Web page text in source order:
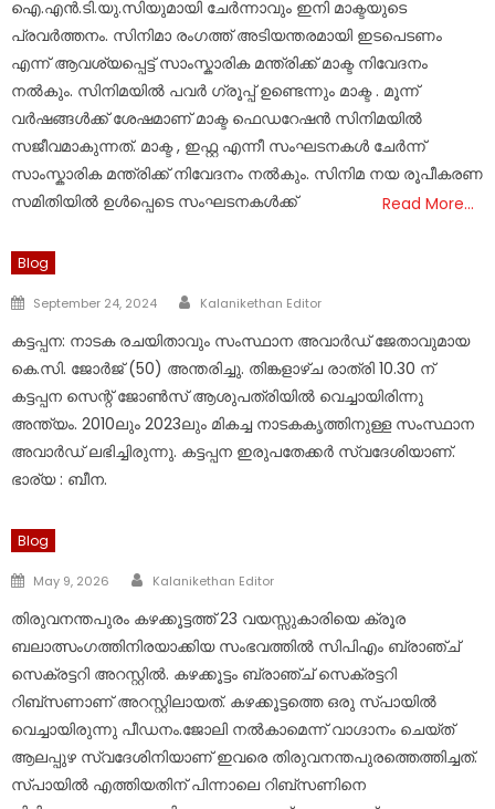
ഐ.എൻ.ടി.യു.സിയുമായി ചേർന്നാവും ഇനി മാക്ടയുടെ
പ്രവർത്തനം. സിനിമാ രംഗത്ത് അടിയന്തരമായി ഇടപെടണം
എന്ന് ആവശ്യപ്പെട്ട് സാംസ്കാരിക മന്ത്രിക്ക് മാക്ട നിവേദനം
നൽകും. സിനിമയിൽ പവർ ഗ്രൂപ്പ് ഉണ്ടെന്നും മാക്ട . മൂന്ന്
വർഷങ്ങൾക്ക് ശേഷമാണ് മാക്ട ഫെഡറേഷൻ സിനിമയിൽ
സജീവമാകുന്നത്. മാക്ട , ഇഫ്റ്റ എന്നീ സംഘടനകൾ ചേർന്ന്
സാംസ്കാരിക മന്ത്രിക്ക് നിവേദനം നൽകും. സിനിമ നയ രൂപീകരണ
സമിതിയിൽ ഉൾപ്പെടെ സംഘടനകൾക്ക്
Read More…
Blog
Posted
September 24, 2024 Author
Kalanikethan Editor
കട്ടപ്പന: നാടക രചയിതാവും സംസ്ഥാന അവാർഡ് ജേതാവുമായ
കെ.സി. ജോർജ് (50) അന്തരിച്ചു. തിങ്കളാഴ്ച രാത്രി 10.30 ന്
കട്ടപ്പന സെന്റ് ജോൺസ് ആശുപത്രിയിൽ വെച്ചായിരിന്നു
അന്ത്യം. 2010ലും 2023ലും മികച്ച നാടകകൃത്തിനുള്ള സംസ്ഥാന
അവാർഡ് ലഭിച്ചിരുന്നു. കട്ടപ്പന ഇരുപതേക്കർ സ്വദേശിയാണ്.
ഭാര്യ : ബീന.
Blog
Posted
May 9, 2026 Author
Kalanikethan Editor
തിരുവനന്തപുരം കഴക്കൂട്ടത്ത് 23 വയസ്സുകാരിയെ ക്രൂര
ബലാത്സംഗത്തിനിരയാക്കിയ സംഭവത്തില്‍ സിപിഎം ബ്രാഞ്ച്
സെക്രട്ടറി അറസ്റ്റില്‍. കഴക്കൂട്ടം ബ്രാഞ്ച് സെക്രട്ടറി
റിബ്സണാണ് അറസ്റ്റിലായത്. കഴക്കൂട്ടത്തെ ഒരു സ്പായില്‍
വെച്ചായിരുന്നു പീഡനം.ജോലി നല്‍കാമെന്ന് വാഗ്ദാനം ചെയ്ത്
ആലപ്പുഴ സ്വദേശിനിയാണ് ഇവരെ തിരുവനന്തപുരത്തെത്തിച്ചത്.
സ്പായില്‍ എത്തിയതിന് പിന്നാലെ റിബ്സണിനെ